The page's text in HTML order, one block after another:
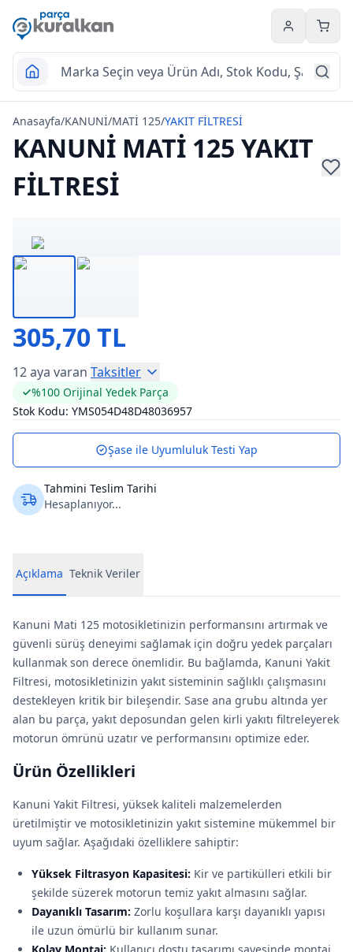
Hesabım
Anasayfa/KANUNİ/MATİ 125/YAKIT FİLTRESİ
KANUNİ MATİ 125 YAKIT
FİLTRESİ
305,70 TL
12 aya varan Taksitler
%100 Orijinal Yedek Parça
Stok Kodu: YMS054D48D48036957
Şase ile Uyumluluk Testi Yap
Tahmini Teslim Tarihi
Hesaplanıyor...
Açıklama Teknik Veriler
Kanuni Mati 125 motosikletinizin performansını artırmak ve
güvenli sürüş deneyimi sağlamak için doğru yedek parçaları
kullanmak son derece önemlidir. Bu bağlamda, Kanuni Yakit
Filtresi, motosikletinizin yakıt sisteminin sağlıklı çalışmasını
destekleyen kritik bir bileşendir. Sase ana grubu altında yer
alan bu parça, yakıt deposundan gelen kirli yakıtı filtreleyerek
motorun ömrünü uzatır ve performansını optimize eder.
Ürün Özellikleri
Kanuni Yakit Filtresi, yüksek kaliteli malzemelerden
üretilmiştir ve motosikletinizin yakıt sistemine mükemmel bir
uyum sağlar. Aşağıdaki özelliklere sahiptir:
Yüksek Filtrasyon Kapasitesi: Kir ve partikülleri etkili bir
şekilde süzerek motorun temiz yakıt almasını sağlar.
Dayanıklı Tasarım: Zorlu koşullara karşı dayanıklı yapısı
ile uzun ömürlü bir kullanım sunar.